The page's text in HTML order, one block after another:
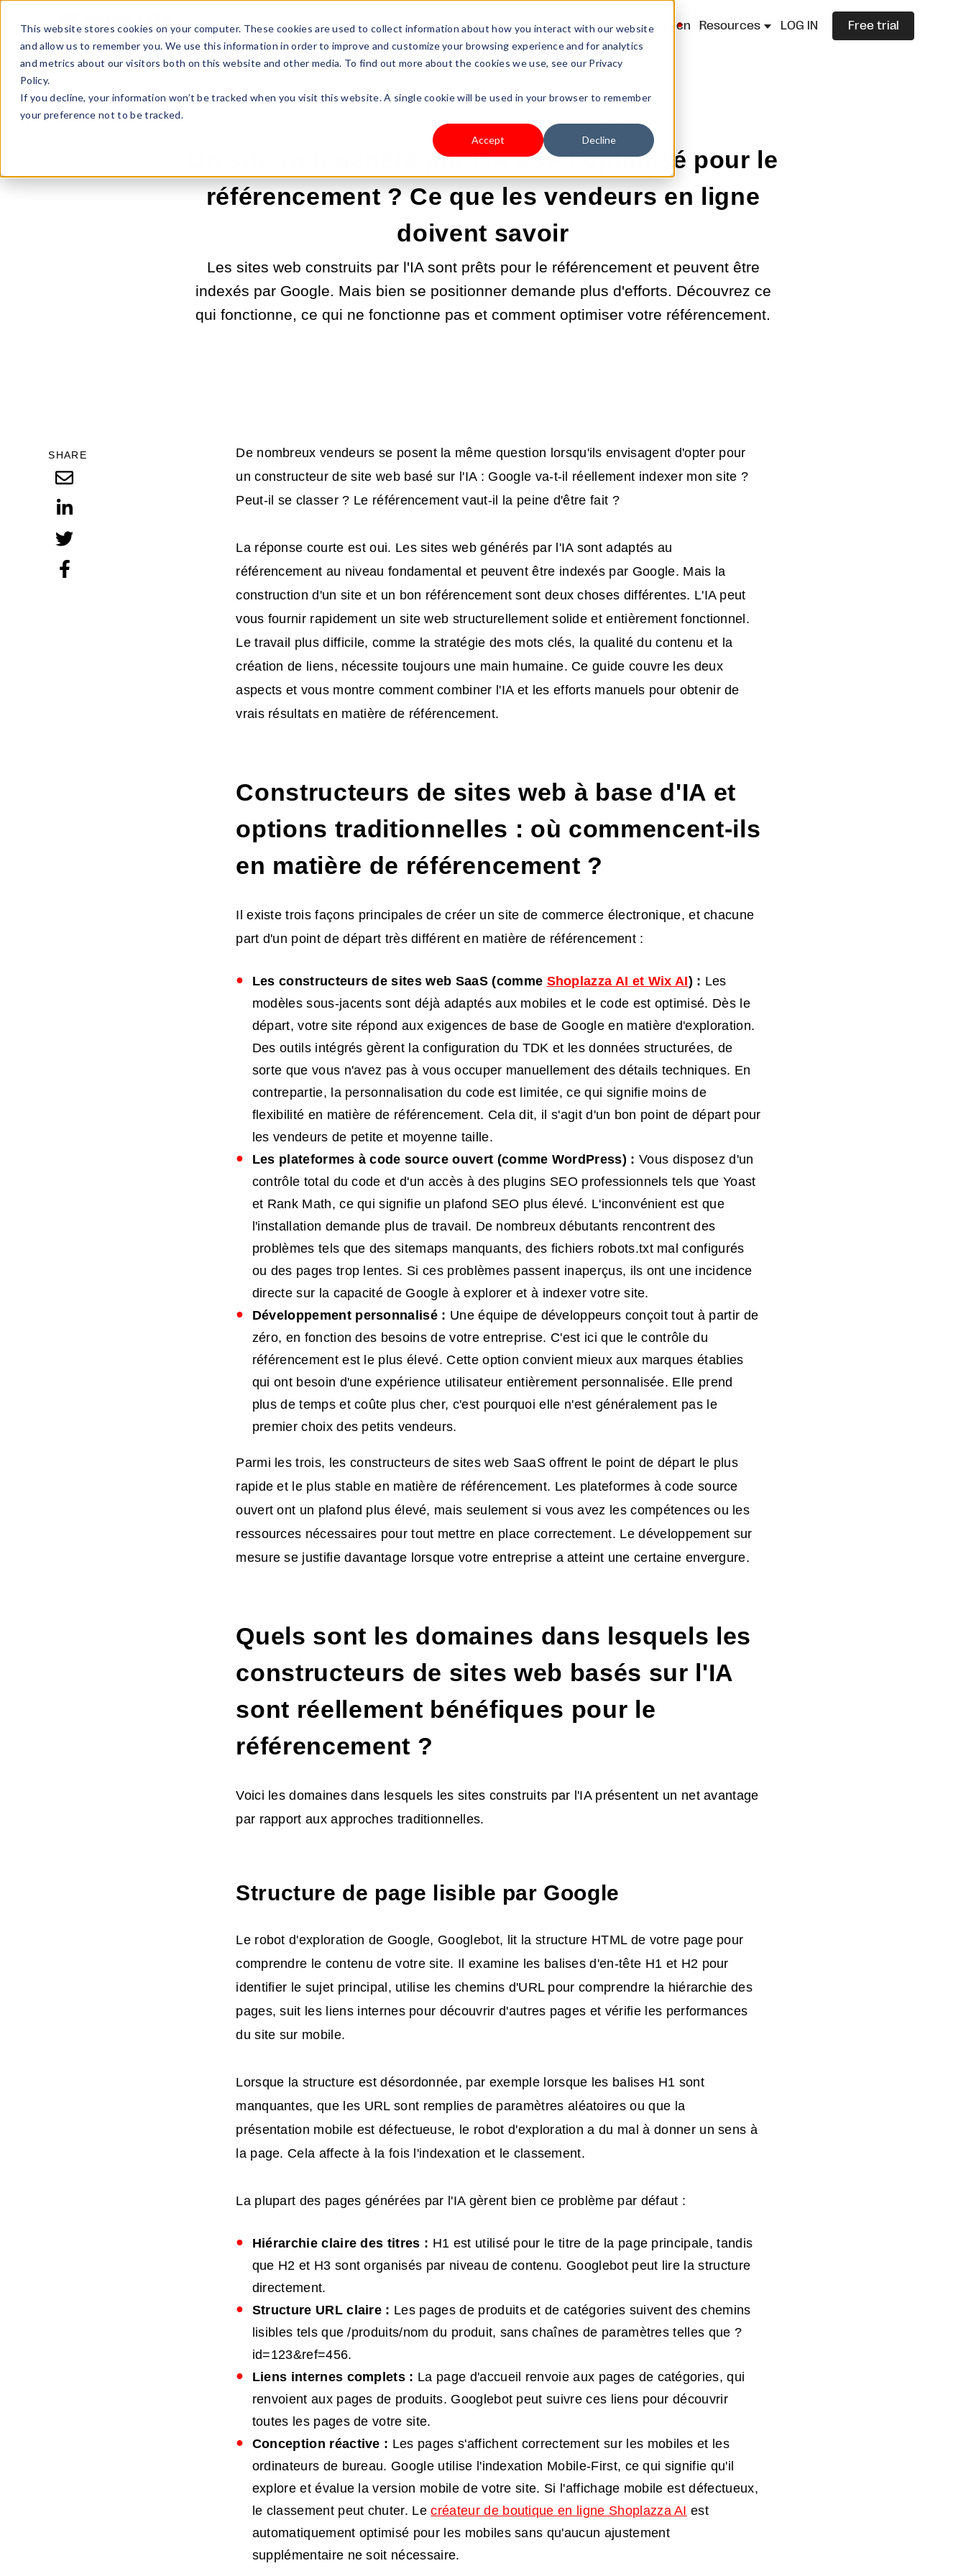
This website stores cookies on your computer. These cookies are used to collect information about how you interact with our website
and allow us to remember you. We use this information in order to improve and customize your browsing experience and for analytics
and metrics about our visitors both on this website and other media. To find out more about the cookies we use, see our Privacy
Policy.
If you decline, your information won’t be tracked when you visit this website. A single cookie will be used in your browser to remember
your preference not to be tracked.
Accept Decline
Sell Online Business Type Pricing Shoplazza.cn Resources LOG IN Free trial
22 MAI 2026 09:00:02 | OBTENIR PLUS DE TRAFIC
Un site web généré par l'IA est-il optimisé pour le
référencement ? Ce que les vendeurs en ligne
doivent savoir
Les sites web construits par l'IA sont prêts pour le référencement et peuvent être
indexés par Google. Mais bien se positionner demande plus d'efforts. Découvrez ce
qui fonctionne, ce qui ne fonctionne pas et comment optimiser votre référencement.
SHARE
De nombreux vendeurs se posent la même question lorsqu'ils envisagent d'opter pour
un constructeur de site web basé sur l'IA : Google va-t-il réellement indexer mon site ?
Peut-il se classer ? Le référencement vaut-il la peine d'être fait ?
La réponse courte est oui. Les sites web générés par l'IA sont adaptés au
référencement au niveau fondamental et peuvent être indexés par Google. Mais la
construction d'un site et un bon référencement sont deux choses différentes. L'IA peut
vous fournir rapidement un site web structurellement solide et entièrement fonctionnel.
Le travail plus difficile, comme la stratégie des mots clés, la qualité du contenu et la
création de liens, nécessite toujours une main humaine. Ce guide couvre les deux
aspects et vous montre comment combiner l'IA et les efforts manuels pour obtenir de
vrais résultats en matière de référencement.
Constructeurs de sites web à base d'IA et
options traditionnelles : où commencent-ils
en matière de référencement ?
Il existe trois façons principales de créer un site de commerce électronique, et chacune
part d'un point de départ très différent en matière de référencement :
Les constructeurs de sites web SaaS(comme Shoplazza AI et Wix AI) : Les
modèles sous-jacents sont déjà adaptés aux mobiles et le code est optimisé. Dès le
départ, votre site répond aux exigences de base de Google en matière d'exploration.
Des outils intégrés gèrent la configuration du TDK et les données structurées, de
sorte que vous n'avez pas à vous occuper manuellement des détails techniques. En
contrepartie, la personnalisation du code est limitée, ce qui signifie moins de
flexibilité en matière de référencement. Cela dit, il s'agit d'un bon point de départ pour
les vendeurs de petite et moyenne taille.
Les plateformes à code source ouvert (comme WordPress) : Vous disposez d'un
contrôle total du code et d'un accès à des plugins SEO professionnels tels que Yoast
et Rank Math, ce qui signifie un plafond SEO plus élevé. L'inconvénient est que
l'installation demande plus de travail. De nombreux débutants rencontrent des
problèmes tels que des sitemaps manquants, des fichiers robots.txt mal configurés
ou des pages trop lentes. Si ces problèmes passent inaperçus, ils ont une incidence
directe sur la capacité de Google à explorer et à indexer votre site.
Développement personnalisé : Une équipe de développeurs conçoit tout à partir de
zéro, en fonction des besoins de votre entreprise. C'est ici que le contrôle du
référencement est le plus élevé. Cette option convient mieux aux marques établies
qui ont besoin d'une expérience utilisateur entièrement personnalisée. Elle prend
plus de temps et coûte plus cher, c'est pourquoi elle n'est généralement pas le
premier choix des petits vendeurs.
Parmi les trois, les constructeurs de sites web SaaS offrent le point de départ le plus
rapide et le plus stable en matière de référencement. Les plateformes à code source
ouvert ont un plafond plus élevé, mais seulement si vous avez les compétences ou les
ressources nécessaires pour tout mettre en place correctement. Le développement sur
mesure se justifie davantage lorsque votre entreprise a atteint une certaine envergure.
Quels sont les domaines dans lesquels les
constructeurs de sites web basés sur l'IA
sont réellement bénéfiques pour le
référencement ?
Voici les domaines dans lesquels les sites construits par l'IA présentent un net avantage
par rapport aux approches traditionnelles.
Structure de page lisible par Google
Le robot d'exploration de Google, Googlebot, lit la structure HTML de votre page pour
comprendre le contenu de votre site. Il examine les balises d'en-tête H1 et H2 pour
identifier le sujet principal, utilise les chemins d'URL pour comprendre la hiérarchie des
pages, suit les liens internes pour découvrir d'autres pages et vérifie les performances
du site sur mobile.
Lorsque la structure est désordonnée, par exemple lorsque les balises H1 sont
manquantes, que les URL sont remplies de paramètres aléatoires ou que la
présentation mobile est défectueuse, le robot d'exploration a du mal à donner un sens à
la page. Cela affecte à la fois l'indexation et le classement.
La plupart des pages générées par l'IA gèrent bien ce problème par défaut :
Hiérarchie claire des titres : H1 est utilisé pour le titre de la page principale, tandis
que H2 et H3 sont organisés par niveau de contenu. Googlebot peut lire la structure
directement.
Structure URL claire : Les pages de produits et de catégories suivent des chemins
lisibles tels que /produits/nom du produit, sans chaînes de paramètres telles que ?
id=123&ref=456.
Liens internes complets : La page d'accueil renvoie aux pages de catégories, qui
renvoient aux pages de produits. Googlebot peut suivre ces liens pour découvrir
toutes les pages de votre site.
Conception réactive : Les pages s'affichent correctement sur les mobiles et les
ordinateurs de bureau. Google utilise l'indexation Mobile-First, ce qui signifie qu'il
explore et évalue la version mobile de votre site. Si l'affichage mobile est défectueux,
le classement peut chuter. Lecréateur de boutique en ligne Shoplazza AI est
automatiquement optimisé pour les mobiles sans qu'aucun ajustement
supplémentaire ne soit nécessaire.